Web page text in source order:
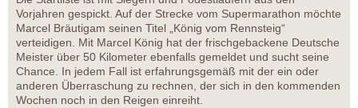
Vorjahren gespickt. Auf der Strecke vom Supermarathon möchte
Marcel Bräutigam seinen Titel „König vom Rennsteig“
verteidigen. Mit Marcel König hat der frischgebackene Deutsche
Meister über 50 Kilometer ebenfalls gemeldet und sucht seine
Chance. In jedem Fall ist erfahrungsgemäß mit der ein oder
anderen Überraschung zu rechnen, der sich in den kommenden
Wochen noch in den Reigen einreiht.